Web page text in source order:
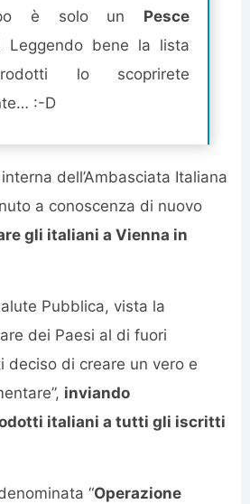
è solo un Pesce
Leggendo bene la lista
lo scoprirete
:-D
dell’Ambasciata Italiana
a conoscenza di nuovo
gli italiani a Vienna in
Pubblica, vista la
dei Paesi al di fuori
deciso di creare un vero e
inviando
italiani a tutti gli iscritti
“Operazione